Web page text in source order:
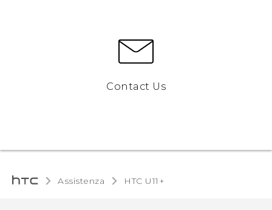
Contact Us
Assistenza HTC U11+‎